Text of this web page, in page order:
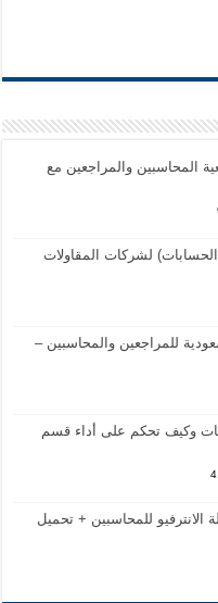
المحاسبين والمراجعين مع
لشركات المقاولات
للمراجعين والمحاسبين –
وكيف تحكم على أداء قسم
الانترفيو للمحاسبين + تحميل